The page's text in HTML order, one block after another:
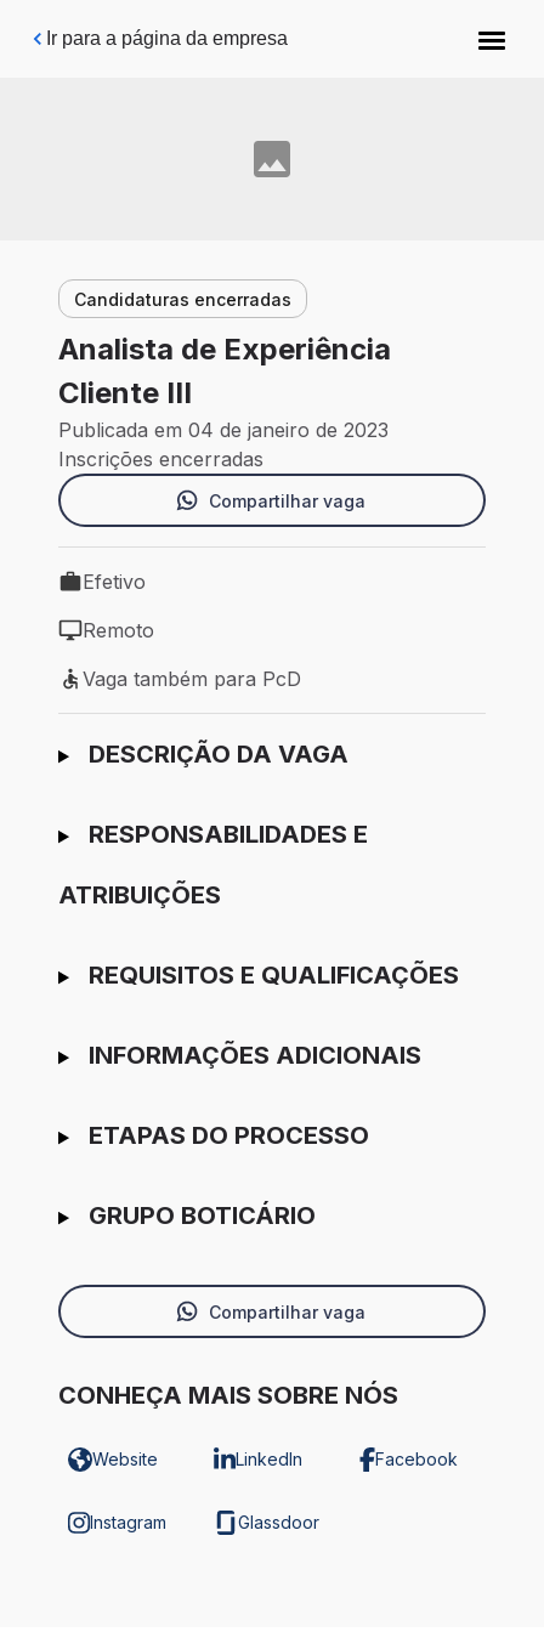
Pular para o conteúdo principal
Ir para a página da empresa
Candidaturas encerradas
Analista de Experiência
Cliente III
Publicada em 04 de janeiro de 2023
Inscrições encerradas
Compartilhar vaga
Tipo de vaga: Efetivo
Efetivo
Modelo de trabalho: Remoto
Remoto
Vaga também para PcD
Vaga também para PcD
Ir para candidatura
DESCRIÇÃO DA VAGA
RESPONSABILIDADES E
ATRIBUIÇÕES
REQUISITOS E QUALIFICAÇÕES
INFORMAÇÕES ADICIONAIS
ETAPAS DO PROCESSO
GRUPO BOTICÁRIO
Compartilhar vaga
CONHEÇA MAIS SOBRE NÓS
Website LinkedIn Facebook
Instagram Glassdoor